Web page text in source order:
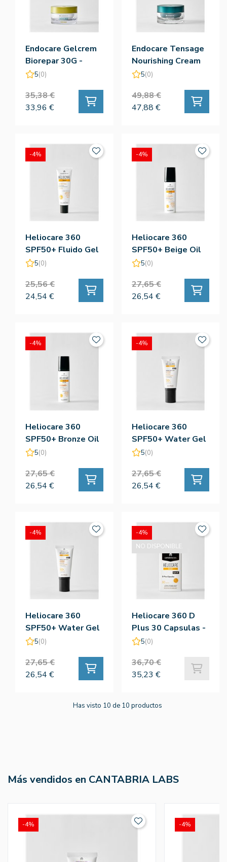
Endocare Gelcrem
Biorepar 30G -
Cantabria Labs
5(0)
35,38 €
33,96 €
Endocare Tensage
Nourishing Cream
50ML - Cantabria
5(0)
49,88 €
47,88 €
Heliocare 360
SPF50+ Fluido Gel
Oil Free 50ML -
5(0)
25,56 €
24,54 €
-4%
Heliocare 360
SPF50+ Beige Oil
Free 50ML -
5(0)
27,65 €
26,54 €
-4%
Heliocare 360
SPF50+ Bronze Oil
Free 50 - Cantabria
5(0)
27,65 €
26,54 €
-4%
Heliocare 360
SPF50+ Water Gel
Beige 50ML -
5(0)
27,65 €
26,54 €
-4%
Heliocare 360
SPF50+ Water Gel
Bronze 50ML -
5(0)
27,65 €
26,54 €
-4%
Heliocare 360 D
Plus 30 Capsulas -
Cantabria Labs
5(0)
36,70 €
35,23 €
-4%
NO DISPONIBLE.
Has visto 10 de 10 productos
Más vendidos en CANTABRIA LABS
-4% -4%